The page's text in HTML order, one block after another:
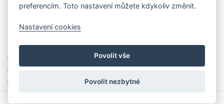
210,00 Kč
HJP Dámská velká kožená
klíčenka 1039-A černá s
kytičkou
210,00 Kč
HJP Velká kožená klíčenka
preferencím. Toto nastavení můžete kdykoliv změnit.
Nastavení cookies
Povolit vše
Povolit nezbytné